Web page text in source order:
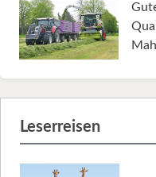
Leserreisen